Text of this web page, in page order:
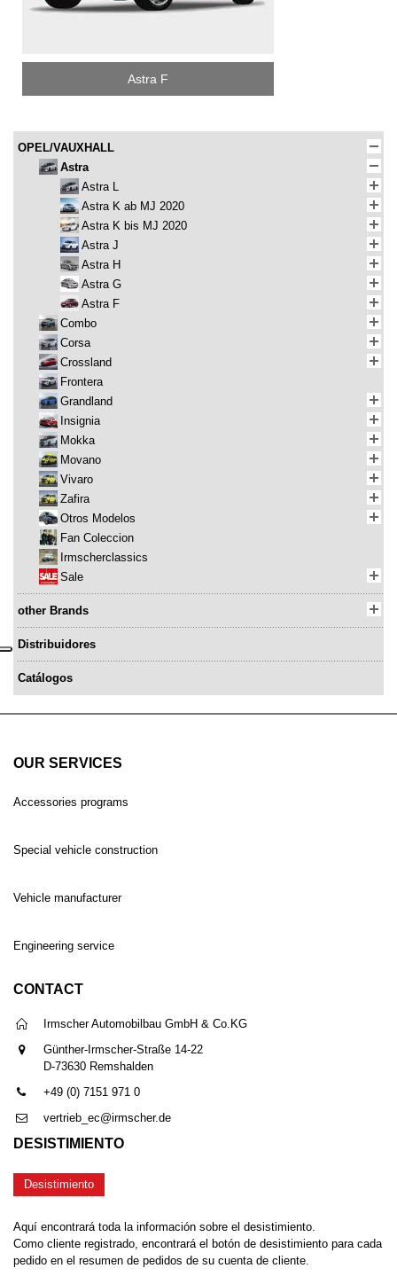
Astra F
OPEL/VAUXHALL
Astra
Astra L
Astra K ab MJ 2020
Astra K bis MJ 2020
Astra J
Astra H
Astra G
Astra F
Combo
Corsa
Crossland
Frontera
Grandland
Insignia
Mokka
Movano
Vivaro
Zafira
Otros Modelos
Fan Coleccion
Irmscherclassics
Sale
other Brands
Distribuidores
Catálogos
OUR SERVICES
Accessories programs
Special vehicle construction
Vehicle manufacturer
Engineering service
CONTACT
Irmscher Automobilbau GmbH & Co.KG
Günther-Irmscher-Straße 14-22
D-73630 Remshalden
+49 (0) 7151 971 0
vertrieb_ec@irmscher.de
DESISTIMIENTO
Desistimiento
Aquí encontrará toda la información sobre el desistimiento.
Como cliente registrado, encontrará el botón de desistimiento para cada
pedido en el resumen de pedidos de su cuenta de cliente.